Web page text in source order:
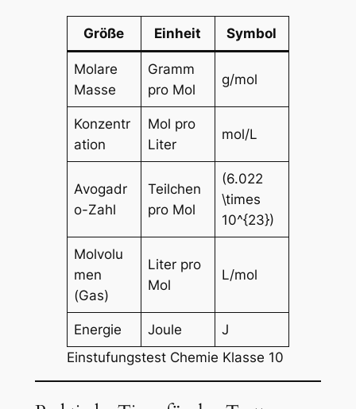
Größe Einheit Symbol
Molare
Masse
Gramm
pro Mol
g/mol
Konzentr
ation
Mol pro
Liter
mol/L
Avogadr
o-Zahl
Teilchen
pro Mol
(6.022
\times
10^{23})
Molvolu
men
(Gas)
Liter pro
Mol
L/mol
Energie Joule
J
Einstufungstest Chemie Klasse 10